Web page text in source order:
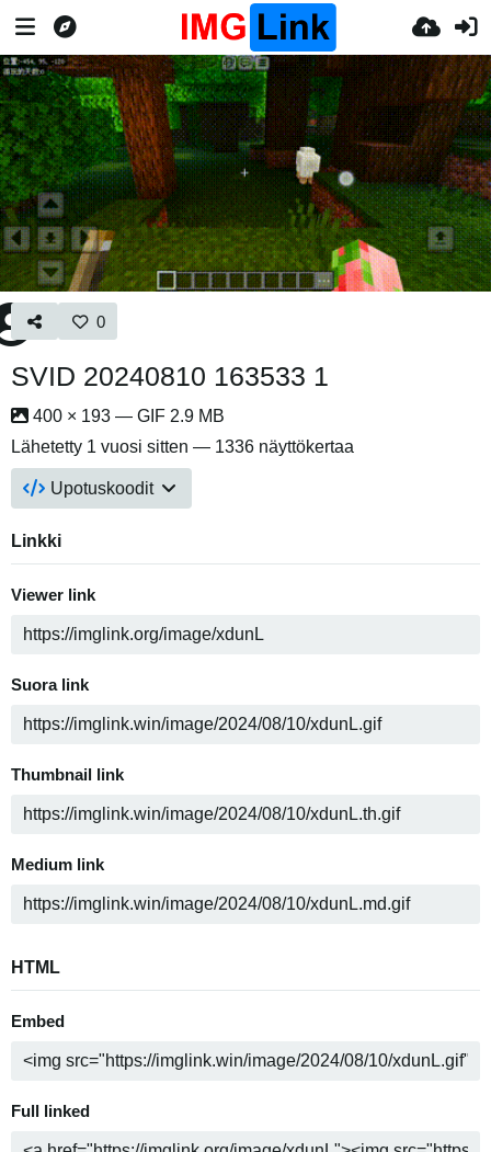
0
SVID 20240810 163533 1
400 × 193 — GIF 2.9 MB
Lähetetty 1 vuosi sitten — 1336 näyttökertaa
Upotuskoodit
Linkki
Viewer link
Suora link
Thumbnail link
Medium link
HTML
Embed
Full linked